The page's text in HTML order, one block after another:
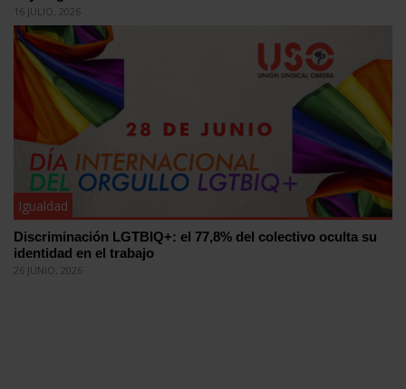
16 JULIO, 2026
Igualdad
Discriminación LGTBIQ+: el 77,8% del colectivo oculta su
identidad en el trabajo
26 JUNIO, 2026